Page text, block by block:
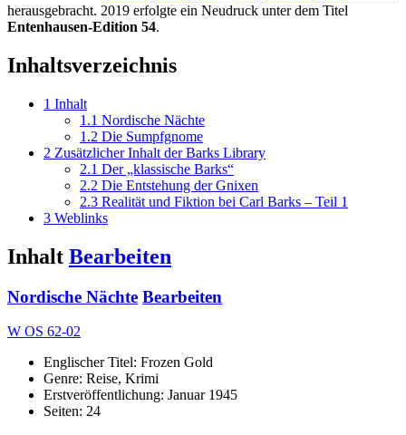
herausgebracht. 2019 erfolgte ein Neudruck unter dem Titel
Entenhausen-Edition 54.
Inhaltsverzeichnis
1 Inhalt
1.1 Nordische Nächte
1.2 Die Sumpfgnome
2 Zusätzlicher Inhalt der Barks Library
2.1 Der „klassische Barks“
2.2 Die Entstehung der Gnixen
2.3 Realität und Fiktion bei Carl Barks – Teil 1
3 Weblinks
Inhalt Bearbeiten
Nordische Nächte Bearbeiten
W OS 62-02
Englischer Titel: Frozen Gold
Genre: Reise, Krimi
Erstveröffentlichung: Januar 1945
Seiten: 24